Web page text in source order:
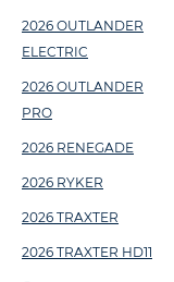
2026 OUTLANDER
ELECTRIC
2026 OUTLANDER
PRO
2026 RENEGADE
2026 RYKER
2026 TRAXTER
2026 TRAXTER HD11